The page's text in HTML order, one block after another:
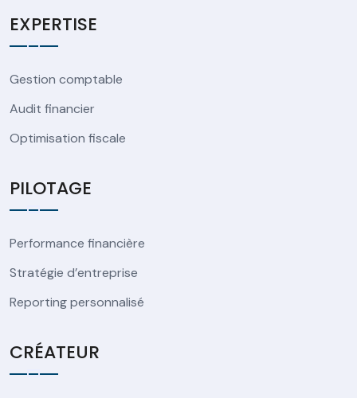
EXPERTISE
Gestion comptable
Audit financier
Optimisation fiscale
PILOTAGE
Performance financière
Stratégie d’entreprise
Reporting personnalisé
CRÉATEUR